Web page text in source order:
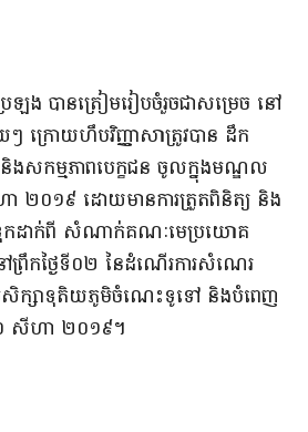
រឡង បាន​ត្រៀម​រៀបចំ​រួច​ជាស​ម្រេច នៅ
ៗ ក្រោយ​ហឹប​វិញ្ញាសា​ត្រូវបាន ដឹក​
កម្មភាព​បេក្ខជន ចូលក្នុង​មណ្ឌល​
២០១៩ ដោយមាន​ការត្រួតពិនិត្យ និង​
ទុកដាក់​ពី សំណាក់​គណៈមេប្រយោគ
ៅ​ព្រឹក​ថ្ងៃទី​០២ នៃ​ដំណើរការ​សំណេរ​
សិក្សា​ទុតិយភូមិ​ចំណេះ​ទូទៅ និង​បំពេញ
សីហា ២០១៩​។